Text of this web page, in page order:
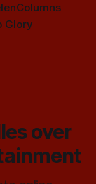
Columns
Glory
over